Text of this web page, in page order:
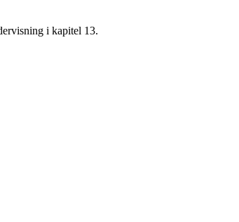
i kapitel 13.